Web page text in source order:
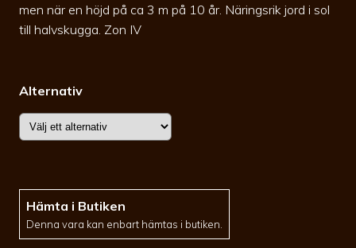
men när en höjd på ca 3 m på 10 år. Näringsrik jord i sol
till halvskugga. Zon IV
Alternativ
Hämta i Butiken
Denna vara kan enbart hämtas i butiken.